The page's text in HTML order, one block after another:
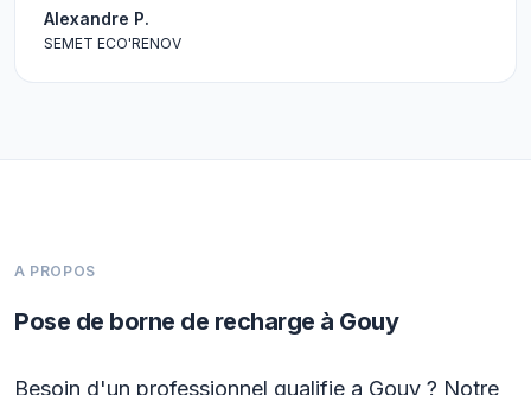
Alexandre P.
SEMET ECO'RENOV
A PROPOS
Pose de borne de recharge à Gouy
Besoin d'un professionnel qualifie a Gouy ? Notre